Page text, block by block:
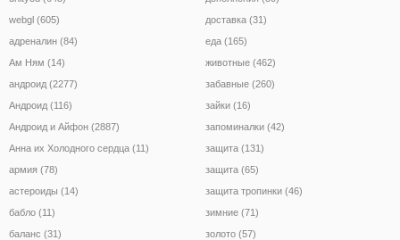
webgl (605)
адреналин (84)
Ам Ням (14)
андроид (2277)
Андроид (116)
Андроид и Айфон (2887)
Анна их Холодного сердца (11)
армия (78)
астероиды (14)
бабло (11)
баланс (31)
доставка (31)
еда (165)
животные (462)
забавные (260)
зайки (16)
запоминалки (42)
защита (131)
защита (65)
защита тропинки (46)
зимние (71)
золото (57)